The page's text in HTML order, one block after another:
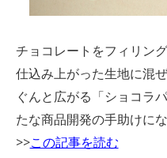
チョコレートをフィリン
仕込み上がった生地に混
ぐんと広がる「ショコラ
たな商品開発の手助けに
>>この記事を読む